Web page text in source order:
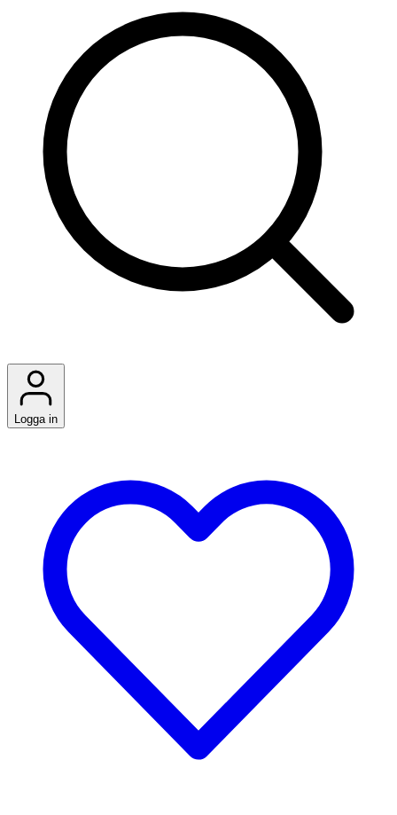
Logga in